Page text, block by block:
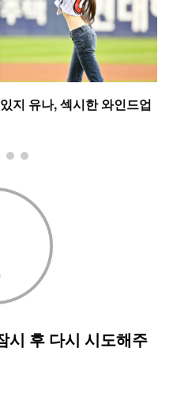
있지 유나, 섹시한 와인드업